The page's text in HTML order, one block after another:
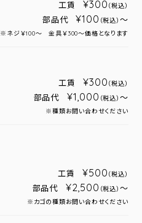
工賃 ¥300 （税込）
部品代 ¥100 （税込） ～
※ネジ￥100～ 金具￥300～価格となります
工賃 ¥300 （税込）
部品代 ¥1,000 （税込） ～
※種類お問い合わせください
工賃 ¥500 （税込）
部品代 ¥2,500 （税込） ～
※カゴの種類お問い合わせください